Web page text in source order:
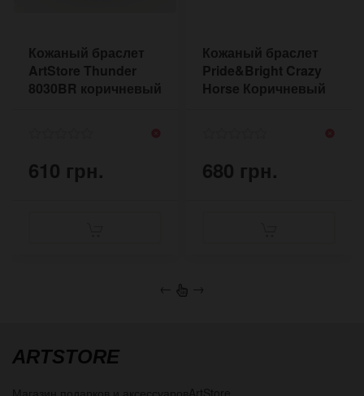
Кожаный браслет
ArtStore Thunder
8030BR коричневый
610 грн.
Кожаный браслет
Pride&Bright Crazy
Horse Коричневый
680 грн.
← →
ARTSTORE